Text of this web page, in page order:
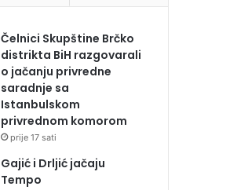
Čelnici Skupštine Brčko
distrikta BiH razgovarali
o jačanju privredne
saradnje sa
Istanbulskom
privrednom komorom
prije 17 sati
Gajić i Drljić jačaju
Tempo